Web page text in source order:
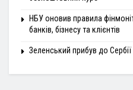
НБУ оновив правила
банків, бізнесу та клієнтів
Зеленський прибув до Сербії